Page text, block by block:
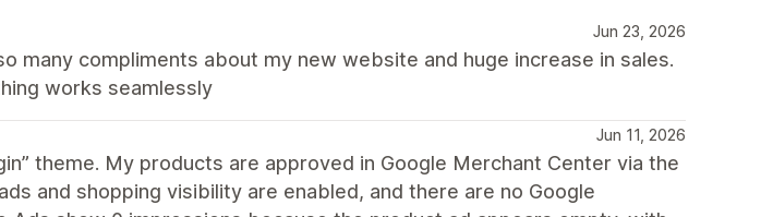
Jun 23, 2026
many compliments about my new website and huge increase in sales.
works seamlessly
Jun 11, 2026
theme. My products are approved in Google Merchant Center via the
and shopping visibility are enabled, and there are no Google